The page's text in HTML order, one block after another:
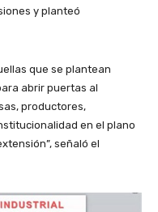
y planteó
que se plantean
abrir puertas al
productores,
en el plano
señaló el